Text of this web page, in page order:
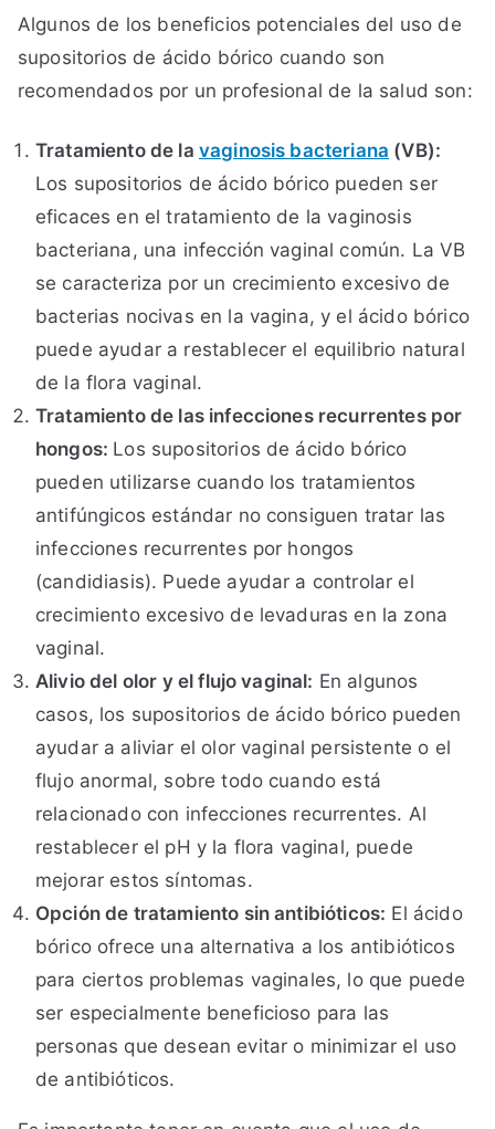
Algunos de los beneficios potenciales del uso de
supositorios de ácido bórico cuando son
recomendados por un profesional de la salud son:
Tratamiento de la vaginosis bacteriana (VB):
Los supositorios de ácido bórico pueden ser
eficaces en el tratamiento de la vaginosis
bacteriana, una infección vaginal común. La VB
se caracteriza por un crecimiento excesivo de
bacterias nocivas en la vagina, y el ácido bórico
puede ayudar a restablecer el equilibrio natural
de la flora vaginal.
Tratamiento de las infecciones recurrentes por
hongos: Los supositorios de ácido bórico
pueden utilizarse cuando los tratamientos
antifúngicos estándar no consiguen tratar las
infecciones recurrentes por hongos
(candidiasis). Puede ayudar a controlar el
crecimiento excesivo de levaduras en la zona
vaginal.
Alivio del olor y el flujo vaginal: En algunos
casos, los supositorios de ácido bórico pueden
ayudar a aliviar el olor vaginal persistente o el
flujo anormal, sobre todo cuando está
relacionado con infecciones recurrentes. Al
restablecer el pH y la flora vaginal, puede
mejorar estos síntomas.
Opción de tratamiento sin antibióticos: El ácido
bórico ofrece una alternativa a los antibióticos
para ciertos problemas vaginales, lo que puede
ser especialmente beneficioso para las
personas que desean evitar o minimizar el uso
de antibióticos.